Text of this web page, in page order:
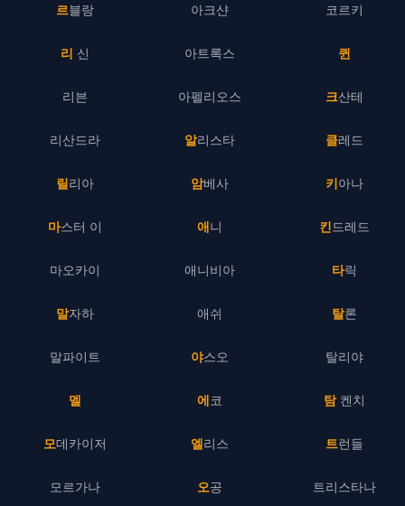
르블랑
리 신
리븐
리산드라
릴리아
마스터 이
마오카이
말자하
말파이트
멜
모데카이저
모르가나
아크샨
아트록스
아펠리오스
알리스타
암베사
애니
애니비아
애쉬
야스오
에코
엘리스
오공
코르키
퀸
크산테
클레드
키아나
킨드레드
타릭
탈론
탈리야
탐 켄치
트런들
트리스타나